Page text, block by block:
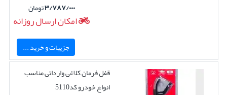
۳/۷۸۷/۰۰۰تومان
امکان ارسال روزانه
جزییات و خرید ...
قفل فرمان کلاغی وارداتی مناسب
انواع خودرو کد5110